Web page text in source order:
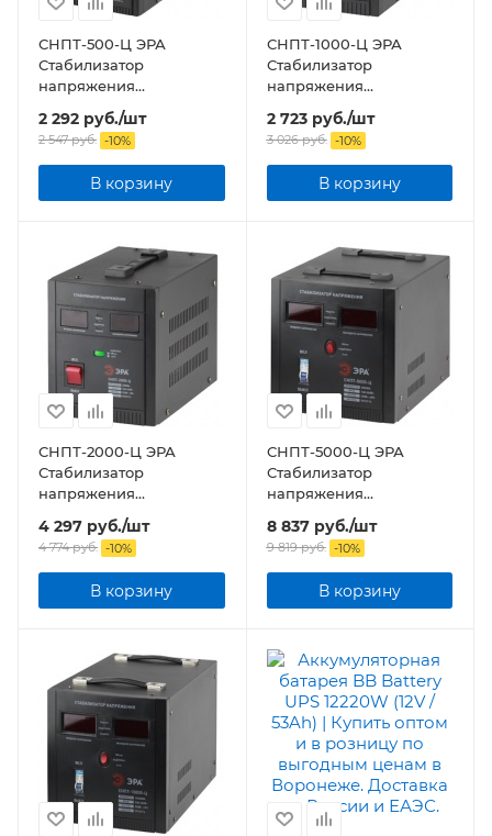
СНПТ-500-Ц ЭРА
Стабилизатор
напряжения
переносной, ц.д., 140-
260В/220/В, 500ВА
2 292 руб./шт
2 547руб. -10%
В корзину
СНПТ-1000-Ц ЭРА
Стабилизатор
напряжения
переносной, ц.д., 140-
260В/220/В, 1000ВА
2 723руб./шт
3 026руб. -10%
В корзину
СНПТ-2000-Ц ЭРА
Стабилизатор
напряжения
переносной, ц.д., 140-
260В/220/В, 2000ВА
4 297 руб./шт
4 774руб. -10%
В корзину
СНПТ-5000-Ц ЭРА
Стабилизатор
напряжения
переносной, ц.д., 140-
260В/220/В, 5000ВА
8 837руб./шт
9 819руб. -10%
В корзину